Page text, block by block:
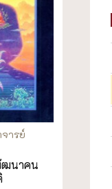
ารย์
ฒนาคน